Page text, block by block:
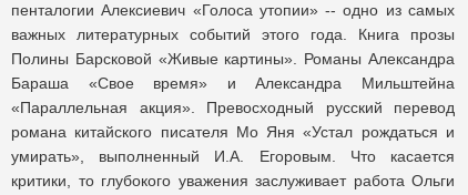
пенталогии Алексиевич «Голоса утопии» -- одно из самых
важных литературных событий этого года. Книга прозы
Полины Барсковой «Живые картины». Романы Александра
Бараша «Свое время» и Александра Мильштейна
«Параллельная акция». Превосходный русский перевод
романа китайского писателя Мо Яня «Устал рождаться и
умирать», выполненный И.А. Егоровым. Что касается
критики, то глубокого уважения заслуживает работа Ольги